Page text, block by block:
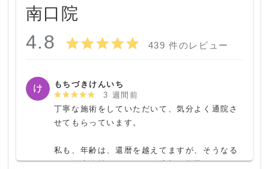
南口院
4.8 439 件のレビュー
もちづきけんいち
3 週間前
丁寧な施術をしていただいて、気分よく通院さ
せてもらっています。
私も、年齢は、還暦を越えてますが、そうなる
と、健康維持については、適切な指導をしてく